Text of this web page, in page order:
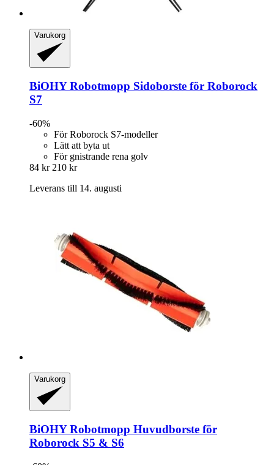
Varukorg
BiOHYRobotmopp Sidoborste för Roborock
S7
-60%
För Roborock S7-modeller
Lätt att byta ut
För gnistrande rena golv
84 kr 210 kr
Leverans till 14. augusti
Varukorg
BiOHYRobotmopp Huvudborste för
Roborock S5 & S6